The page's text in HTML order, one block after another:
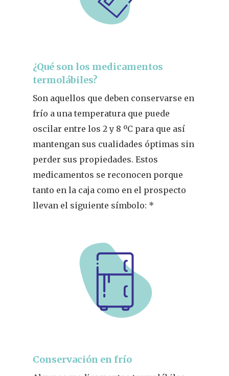
¿Qué son los medicamentos
termolábiles?
Son aquellos que deben conservarse en
frío a una temperatura que puede
oscilar entre los 2 y 8 ºC para que así
mantengan sus cualidades óptimas sin
perder sus propiedades. Estos
medicamentos se reconocen porque
tanto en la caja como en el prospecto
llevan el siguiente símbolo: *
Conservación en frío